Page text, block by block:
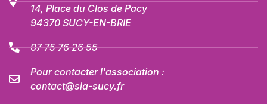
14, Place du Clos de Pacy
94370 SUCY-EN-BRIE
07 75 76 26 55
Pour contacter l'association :
contact@sla-sucy.fr